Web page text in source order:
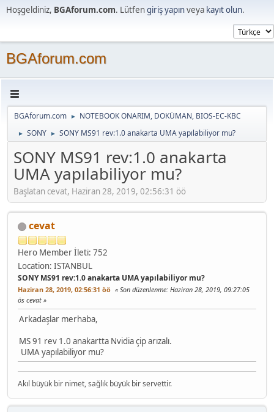
Hoşgeldiniz, BGAforum.com. Lütfengiriş yapınveya kayıt olun.
BGAforum.com
BGAforum.com ► NOTEBOOK ONARIM, DOKÜMAN, BIOS-EC-KBC
► SONY ► SONY MS91 rev:1.0 anakarta UMA yapılabiliyor mu?
SONY MS91 rev:1.0 anakarta
UMA yapılabiliyor mu?
Başlatan cevat, Haziran 28, 2019, 02:56:31 öö
cevat
Hero Memberİleti: 752
Location: ISTANBUL
SONY MS91 rev:1.0 anakarta UMA yapılabiliyor mu?
Haziran 28, 2019, 02:56:31 öö Son düzenlenme: Haziran 28, 2019, 09:27:05
ös cevat
Arkadaşlar merhaba,
MS 91 rev 1.0 anakartta Nvidia çip arızalı.
UMA yapılabiliyor mu?
Akıl büyük bir nimet, sağlık büyük bir servettir.